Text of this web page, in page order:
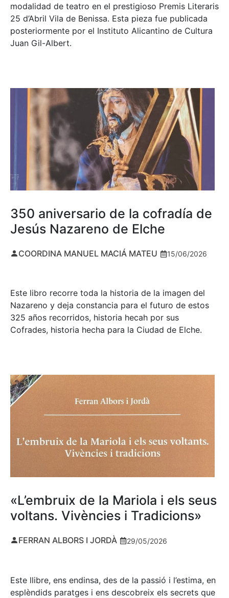
modalidad de teatro en el prestigioso Premis Literaris
25 d’Abril Vila de Benissa. Esta pieza fue publicada
posteriormente por el Instituto Alicantino de Cultura
Juan Gil-Albert.
350 aniversario de la cofradía de
Jesús Nazareno de Elche
COORDINA MANUEL MACIÁ MATEU 15/06/2026
Este libro recorre toda la historia de la imagen del
Nazareno y deja constancia para el futuro de estos
325 años recorridos, historia hecah por sus
Cofrades, historia hecha para la Ciudad de Elche.
«L’embruix de la Mariola i els seus
voltans. Vivències i Tradicions»
FERRAN ALBORS I JORDÀ 29/05/2026
Este llibre, ens endinsa, des de la passió i l’estima, en
esplèndids paratges i ens descobreix els secrets que